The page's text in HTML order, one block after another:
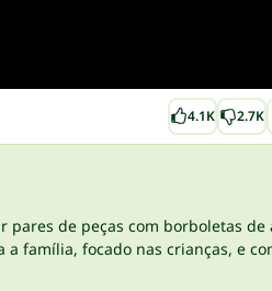
4.1K 2.7K
de peças com borboletas
a família, focado nas crianças, e